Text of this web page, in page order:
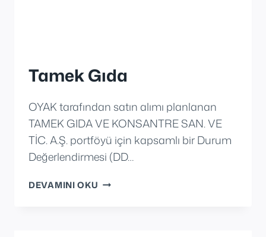
Tamek Gıda
OYAK tarafından satın alımı planlanan
TAMEK GIDA VE KONSANTRE SAN. VE
TİC. A.Ş. portföyü için kapsamlı bir Durum
Değerlendirmesi (DD…
DEVAMINI OKU TAMEK